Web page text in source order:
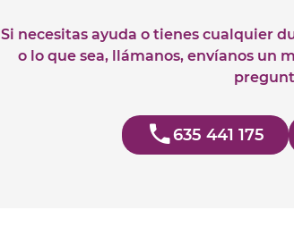
Si necesitas ayuda o tienes cualquier
o lo que sea, llámanos, envíanos un
635 441 175